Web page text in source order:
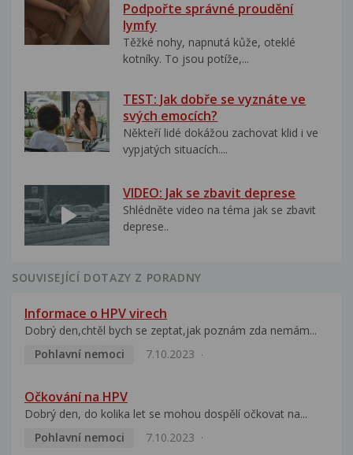
Podpořte správné proudění
lymfy
Těžké nohy, napnutá kůže, oteklé
kotníky. To jsou potíže,...
TEST: Jak dobře se vyznáte ve
svých emocích?
Někteří lidé dokážou zachovat klid i ve
vypjatých situacích....
VIDEO: Jak se zbavit deprese
Shlédněte video na téma jak se zbavit
deprese..
SOUVISEJÍCÍ DOTAZY Z PORADNY
Informace o HPV virech
Dobrý den,chtěl bych se zeptat,jak poznám zda nemám...
Pohlavní nemoci
7.10.2023
Očkování na HPV
Dobrý den, do kolika let se mohou dospělí očkovat na...
Pohlavní nemoci
7.10.2023